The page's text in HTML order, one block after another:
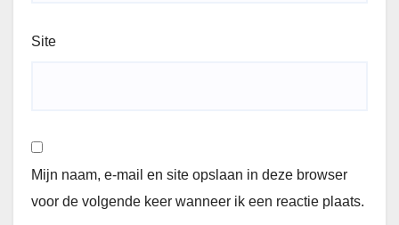
Site
Mijn naam, e-mail en site opslaan in deze browser
voor de volgende keer wanneer ik een reactie plaats.